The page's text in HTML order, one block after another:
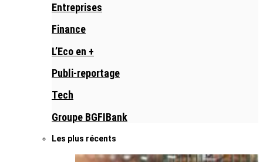
Entreprises
Finance
L’Eco en +
Publi-reportage
Tech
Groupe BGFIBank
Les plus récents